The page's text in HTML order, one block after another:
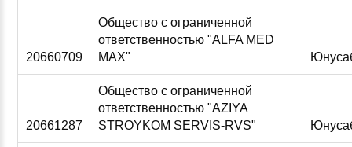
20660709
Общество с ограниченной
ответственностью "ALFA MED
MAX"
20661287
Общество с ограниченной
ответственностью "AZIYA
STROYKOM SERVIS-RVS"